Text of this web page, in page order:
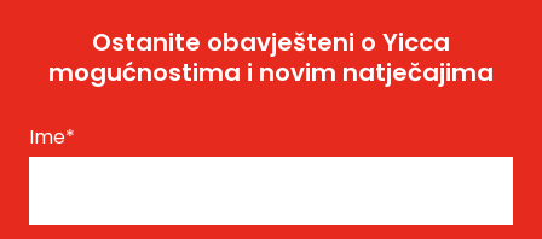
Ostanite obavješteni o Yicca
mogućnostima i novim natječajima
Ime*